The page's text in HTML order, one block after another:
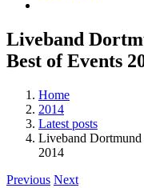
Liveband
Best of Events
Home
2014
Latest posts
Liveband Dortmund
2014
Previous Next